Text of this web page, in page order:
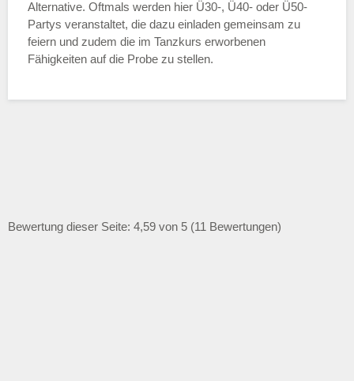
Alternative. Oftmals werden hier Ü30-, Ü40- oder Ü50-
Partys veranstaltet, die dazu einladen gemeinsam zu
feiern und zudem die im Tanzkurs erworbenen
Fähigkeiten auf die Probe zu stellen.
Bewertung dieser Seite: 4,59 von 5 (11 Bewertungen)